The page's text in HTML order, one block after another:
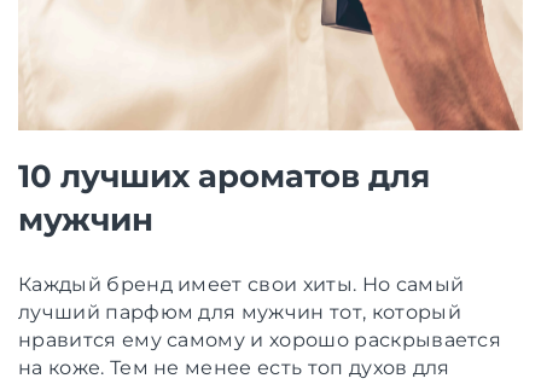
10 лучших ароматов для
мужчин
Каждый бренд имеет свои хиты. Но самый
лучший парфюм для мужчин тот, который
нравится ему самому и хорошо раскрывается
на коже. Тем не менее есть топ духов для